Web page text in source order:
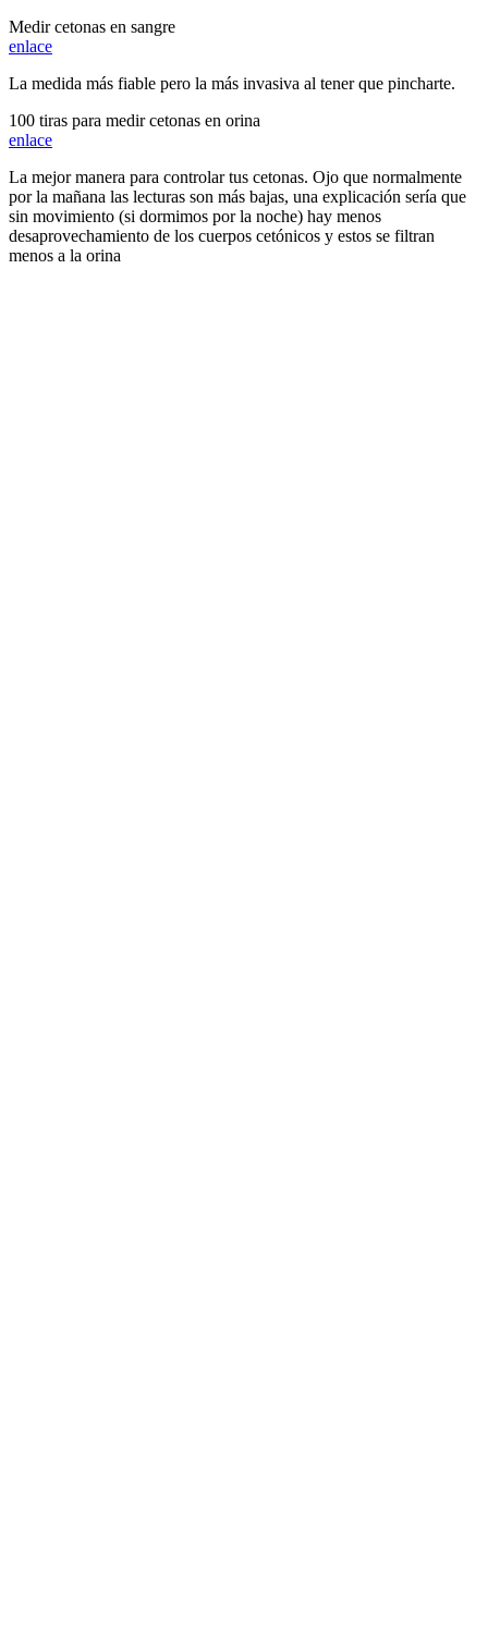
Medir cetonas en sangre
enlace
La medida más fiable pero la más invasiva al tener que pincharte.
100 tiras para medir cetonas en orina
enlace
La mejor manera para controlar tus cetonas. Ojo que normalmente
por la mañana las lecturas son más bajas, una explicación sería que
sin movimiento (si dormimos por la noche) hay menos
desaprovechamiento de los cuerpos cetónicos y estos se filtran
menos a la orina